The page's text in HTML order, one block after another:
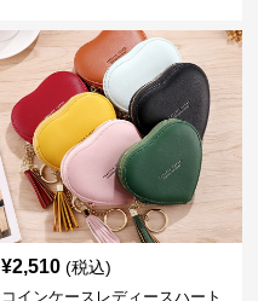
¥2,510 (税込)
コインケースレディースハート